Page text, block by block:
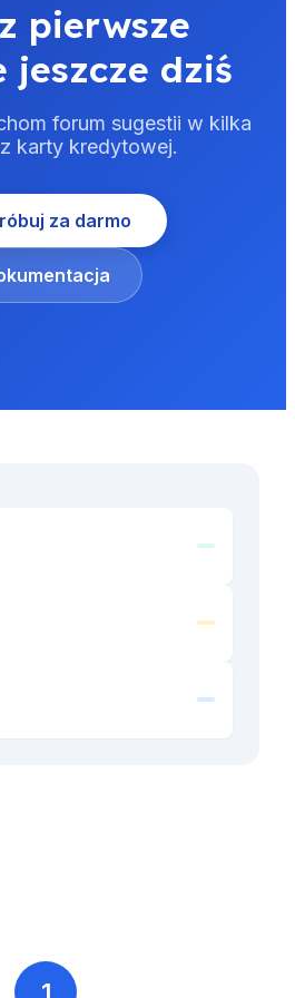
pierwsze
jeszcze dziś
forum sugestii w kilka
karty kredytowej.
za darmo
1